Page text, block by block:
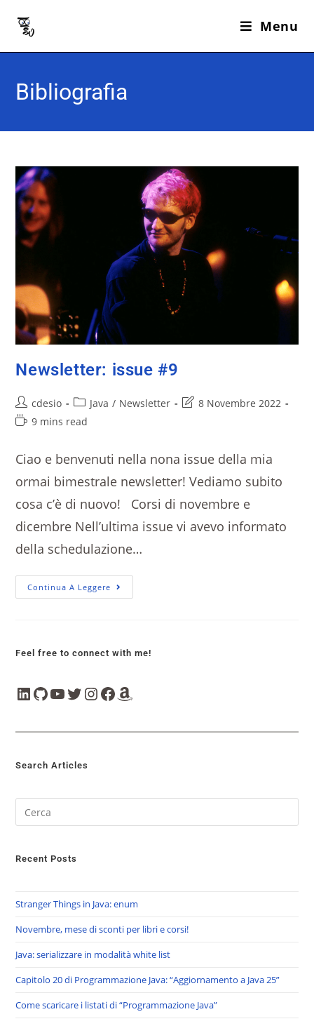
Menu
Bibliografia
Newsletter: issue #9
cdesio Java / Newsletter
8 Novembre 2022
9 mins read
Ciao e benvenuti nella nona issue della mia
ormai bimestrale newsletter! Vediamo subito
cosa c’è di nuovo! Corsi di novembre e
dicembre Nell’ultima issue vi avevo informato
della schedulazione…
Continua A Leggere
Feel free to connect with me!
Search Articles
Recent Posts
Stranger Things in Java: enum
Novembre, mese di sconti per libri e corsi!
Java: serializzare in modalità white list
Capitolo 20 di Programmazione Java: “Aggiornamento a Java 25”
Come scaricare i listati di “Programmazione Java”